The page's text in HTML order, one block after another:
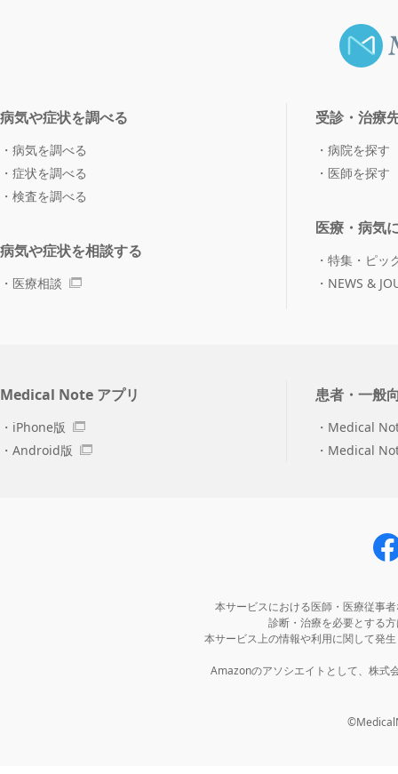
病気や症状を調べる
病気を調べる
症状を調べる
検査を調べる
病気や症状を相談する
医療相談
受診・治療
病院を探す
医師を探す
医療・病気
特集・ピッ
NEWS &
Medical Note アプリ
iPhone版
Android版
患者・一般
Medical
Medical
本サービスにおける医師・医療従事
診断・治療を必要とする
本サービス上の情報や利用に関して発
Amazonのアソシエイトとして、株式